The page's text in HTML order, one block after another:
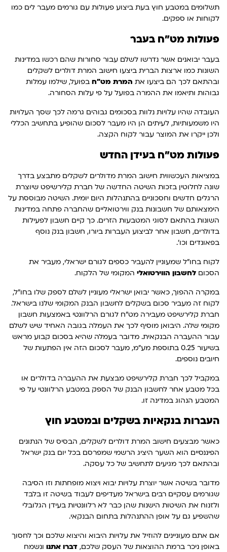
תשלומים במטבע חוץ בעת ביצוע פעולות עם גורמים מעבר לים כמו
לקוחות או ספקים.
פעולות מט"ח בעבר
בעבר יבואנים אשר נדרשו לשלם עבור סחורות שהם רכשו במדינות
השונות כמו ארצות הברית ביצעו חישוב המרת דולרים לשקלים
ובהתאם לכך הם ביצעו את המרת מט"ח בפועל, שילמו עמלות
גבוהות ותיאמו את ההמרה בפועל על פי עלות הסחורה.
העובדה שהיו עלויות נלוות בסכומים גבוהים גרמה לכך שסך העלויות
היו משמעותיות, לעיתים הן היו מעבר לסכום שהופיע בתחשיב הכללי
ולכן ייקרו את המוצר עבור לקוח הקצה.
פעולות מט"ח בעידן החדש
במציאות העכשווית חישוב המרת מדולרים לשקלים מתבצע בדרך
שונה לחלוטין בזכות השיטה החדשה של חברת קלירשיפט שיוצרת
הרגלים חדשים וחסכוניים בהתנהלות היום יומית. השיטה מבוססת על
הימצאותם של חשבונות בנק ווירטואליים שהחברה פתחה במדינות
השונות בהתאם לסוגי המטבעות הזרים. כך קיים חשבון לפעילות
בדולרים, חשבון אחר לביצוע העברות ביורו, חשבון בנק נוסף
בפאונדים וכו'.
לקוח בחו"ל שמעוניין להעביר כספים לגורם ישראלי, מעביר את
הסכום לחשבון הווירטואלי המקומי של הלקוח.
במקרה ההפוך, כאשר יבואן ישראלי מעוניין לשלם לספק שלו בחו"ל,
לקוח זה מעביר סכום בשקלים לחשבון הבנק המקומי שלנו בישראל.
חברת קלירשיפט מעבירה מט"ח לגורם הרלוונטי באמצעות חשבון
מקומי שלה. היבואן מוסיף לכך את העמלה בגובה האחיד שיש לשלם
עבור ההעברה הבנקאית. מדובר בעמלה שהיא בסכום קבוע מראש
בשיעור 0.25 בתוספת מע"מ, מעבר לסכום הזה אין הפתעות של
חיובים נוספים.
במקביל לכך חברת קלירשיפט מבצעת את ההעברה בדולרים או
בכל מטבע אחר לחשבון הבנק של הספק במטבע הרלוונטי על פי
המטבע הנהוג במדינה זו.
העברות בנקאיות בשקלים ובמטבע חוץ
כאשר מבצעים חישוב המרת דולרים לשקלים, הבסיס של הנתונים
הפיננסיים הוא השער היציג הרשמי שמפרסם בכל יום בנק ישראל
ובהתאם לכך מגיעים לתחשיב של כל עסקה.
מדובר בשיטה אשר יוצרת עלויות יבוא ויצוא מופחתות וזו הסיבה
שגורמים עסקיים רבים בישראל מעדיפים לעבוד בשיטה זו בלבד
ולזנוח את השיטות הישנות שהן כבר לא רלוונטיות בעידן הגלובלי
שהשפיע גם על אופן ההתנהלות בתחום הבנקאי.
אם אתם מעוניינים להוזיל את עלויות היבוא והיצוא שלכם וכך לחסוך
באופן ניכר ברמת ההוצאות של העסק שלכם, דברו אתנו ונשמח